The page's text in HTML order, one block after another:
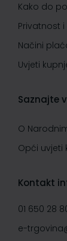
Kako do
Privatnost
Načini
Uvjeti
Saznajte
O
Opći uvjeti
Kontakt
01 650 28
e-